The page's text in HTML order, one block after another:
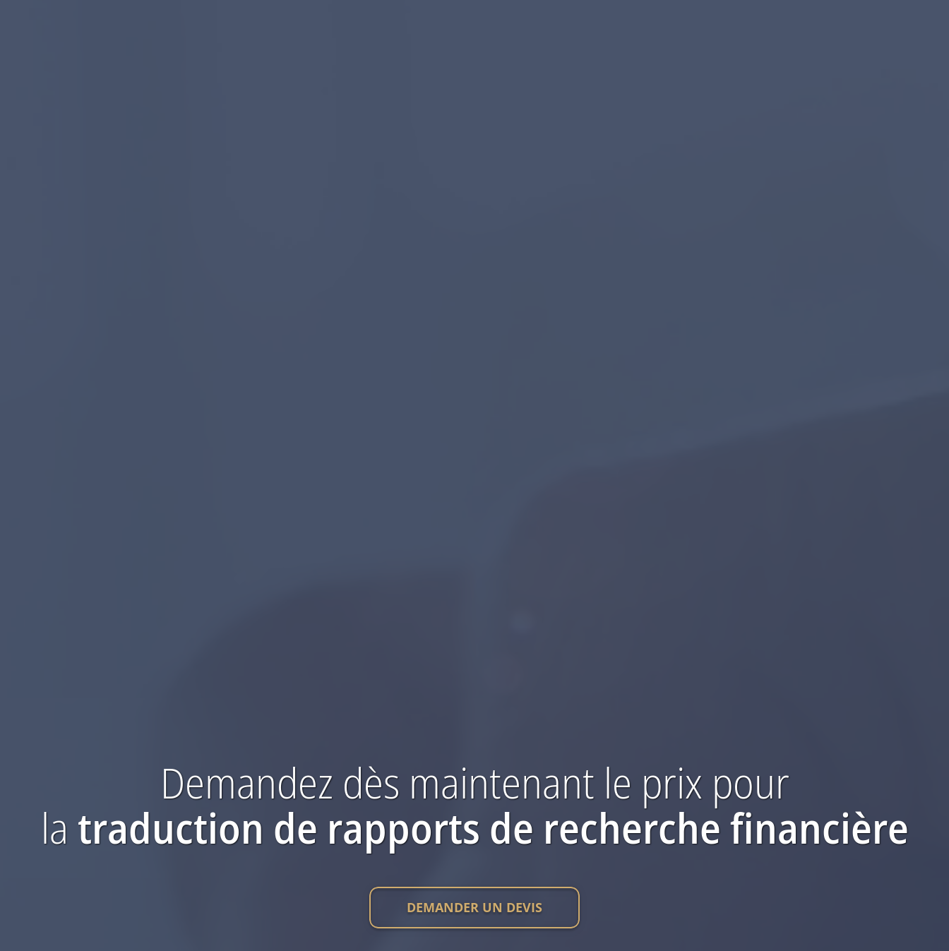
Demandez dès maintenant le prix pour
la traduction de rapports de recherche financière
DEMANDER UN DEVIS